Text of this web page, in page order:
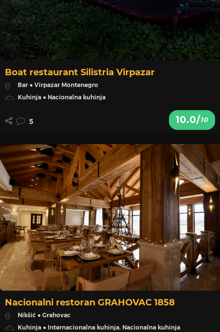
Boat restaurant Silistria Virpazar
Bar ● Virpazar Montenegro
Kuhinja ● Nacionalna kuhinja
10.0/10
5
Nacionalni restoran GRAHOVAC 1858
Nikšić ● Grahovac
Kuhinja ● Internacionalna kuhinja, Nacionalna kuhinja